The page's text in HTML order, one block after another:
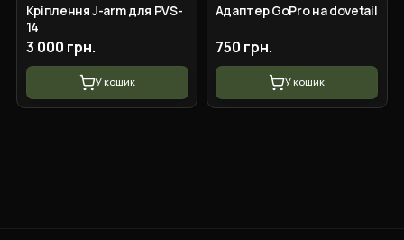
Кріплення J-arm для PVS-
14
3 000 грн.
У кошик
Адаптер GoPro на dovetail
750 грн.
У кошик